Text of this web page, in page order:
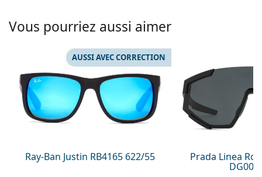
Vous pourriez aussi aimer
Ray-Ban Justin RB4165 622/55
AUSSI AVEC CORRECTION
Prada Linea